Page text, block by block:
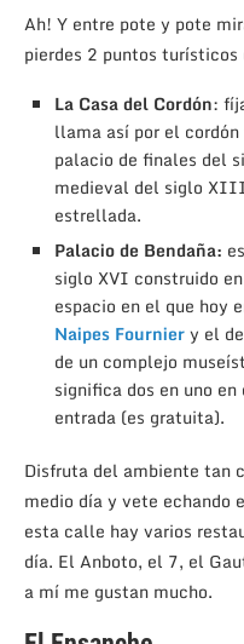
Ah! Y entre pote y pote
pierdes 2 puntos
La Casa del Cordón:
llama así por el
palacio de finales del
medieval del siglo
estrellada.
Palacio de Bendaña:
siglo XVI construido
espacio en el que hoy
Naipes Fourniery el de
de un complejo
significa dos en uno
entrada (es gratuita).
Disfruta del ambiente tan
medio día y vete echando
esta calle hay varios
día. El Anboto, el 7, el
a mí me gustan mucho.